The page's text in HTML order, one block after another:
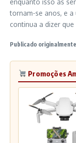
tornam-se anos, e a
continua a dizer que
Publicado
Promoções